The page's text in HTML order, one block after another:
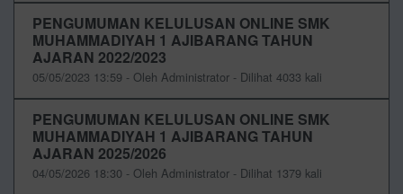
PENGUMUMAN KELULUSAN ONLINE SMK
MUHAMMADIYAH 1 AJIBARANG TAHUN
AJARAN 2022/2023
05/05/2023 13:59 - Oleh Administrator - Dilihat 4033 kali
PENGUMUMAN KELULUSAN ONLINE SMK
MUHAMMADIYAH 1 AJIBARANG TAHUN
AJARAN 2025/2026
04/05/2026 18:30 - Oleh Administrator - Dilihat 1379 kali